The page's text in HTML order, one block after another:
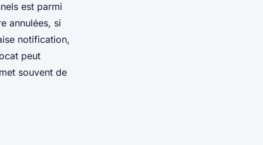
est parmi
annulées, si
notification,
peut
souvent de